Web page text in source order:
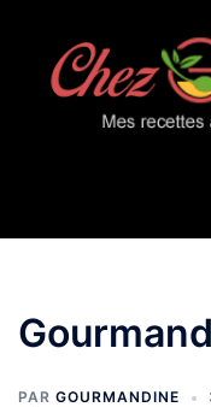
contenu
PAR GOURMANDINE